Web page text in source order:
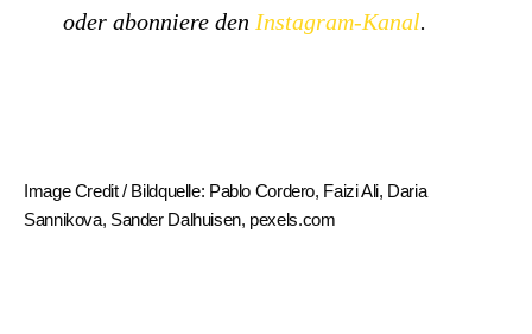
oder abonniere den Instagram-Kanal.
Image Credit / Bildquelle: Pablo Cordero, Faizi Ali, Daria
Sannikova, Sander Dalhuisen, pexels.com